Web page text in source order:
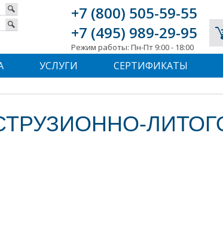
+7 (800) 505-59-55
+7 (495) 989-29-95
Режим работы: Пн-Пт 9:00 - 18:00
УСЛУГИ СЕРТИФИКАТЫ